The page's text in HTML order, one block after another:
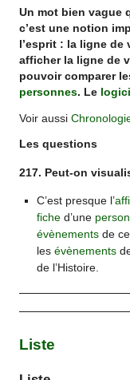
Un mot bien vague
c’est une notion
l’esprit : la ligne de
afficher la ligne de
pouvoir comparer
personnes. Le
Voir aussi
Les questions
217. Peut-on
C’est presque l’
fiched’une
évènementsde
les évènements
de l’Histoire.
Liste